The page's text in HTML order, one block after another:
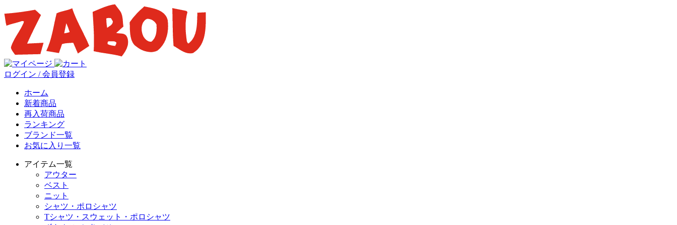
ログイン / 会員登録
ホーム
新着商品
再入荷商品
ランキング
ブランド一覧
お気に入り一覧
アイテム一覧
アウター
ベスト
ニット
シャツ・ポロシャツ
Tシャツ・スウェット・ポロシャツ